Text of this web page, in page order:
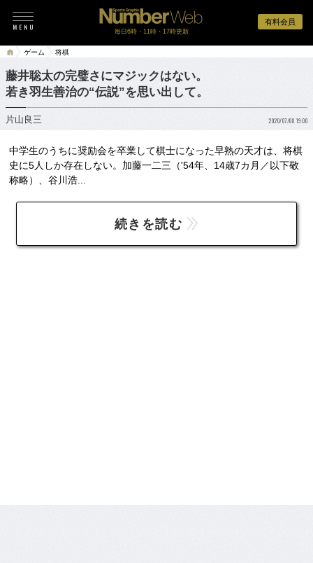
有料会員
毎日6時・11時・17時更新
ゲーム 将棋
藤井聡太の完璧さにマジックはない。
若き羽生善治の“伝説”を思い出して。
片山良三 2020/07/08 19:00
中学生のうちに奨励会を卒業して棋士になった早熟の天才は、将棋
史に5人しか存在しない。加藤一二三（'54年、14歳7カ月／以下敬
称略）、谷川浩...
続きを読む